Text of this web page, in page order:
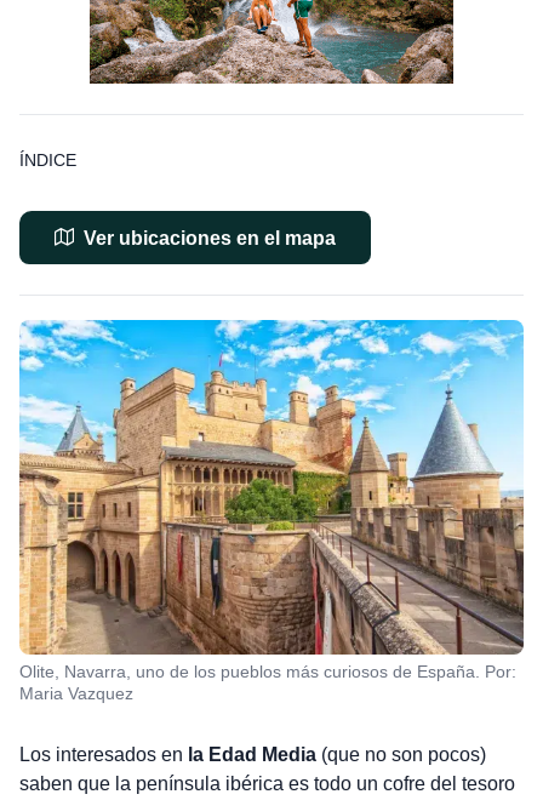
ÍNDICE
Ver ubicaciones en el mapa
Olite, Navarra, uno de los pueblos más curiosos de España. Por:
Maria Vazquez
Los interesados en la Edad Media(que no son pocos)
saben que la península ibérica es todo un cofre del tesoro